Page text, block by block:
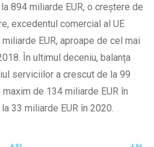
894 miliarde EUR, o creștere de
excedentul comercial al UE
EUR, aproape de cel mai
În ultimul deceniu, balanța
serviciilor a crescut de la 99
de 134 miliarde EUR în
33 miliarde EUR în 2020.